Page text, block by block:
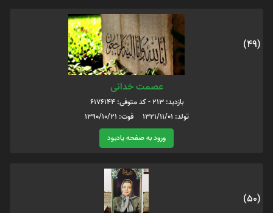
(49)
عصمت خدائی
بازدید: 213 - کد متوفی: 6176144
تولد: 1321/11/01 فوت: 1390/10/21
ورود به صفحه یادبود
(50)